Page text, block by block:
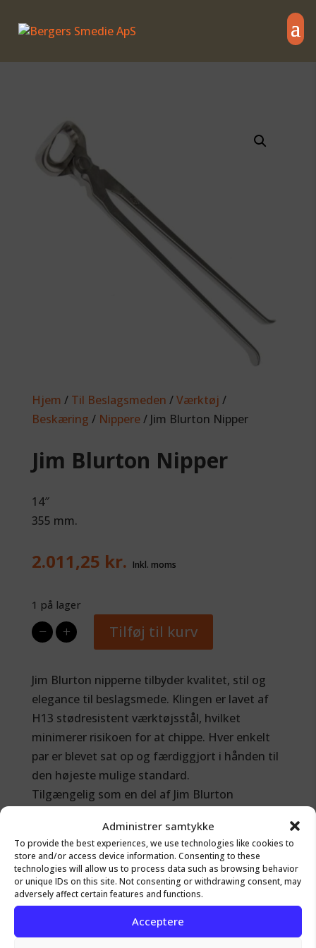
Administrer samtykke
To provide the best experiences, we use technologies like cookies to
store and/or access device information. Consenting to these
technologies will allow us to process data such as browsing behavior
or unique IDs on this site. Not consenting or withdrawing consent, may
adversely affect certain features and functions.
Acceptere
Hjem / Til Beslagsmeden /Værktøj /
Beskæring / Nippere/ Jim Blurton Nipper
Jim Blurton Nipper
14″
355 mm.
2.011,25 kr.
1 på lager
−
Jim
Blurton
antal
+ Tilføj til kurv
Jim Blurton nipperne tilbyder kvalitet, stil og
elegance til beslagsmede. Klingen er lavet af
H13 stødresistent værktøjsstål, hvilket
minimerer risikoen for at chippe. Hver enkelt
par er blevet sat op og færdiggjort i hånden til
den højeste mulige standard.
Tilgængelig som en del af Jim Blurton
testet på Jims smedje i Midt-Wales. De er
blevet testet af nogle af verdens førende
beslagsmede og hesteeksperter.
Varenummer: 13001JB